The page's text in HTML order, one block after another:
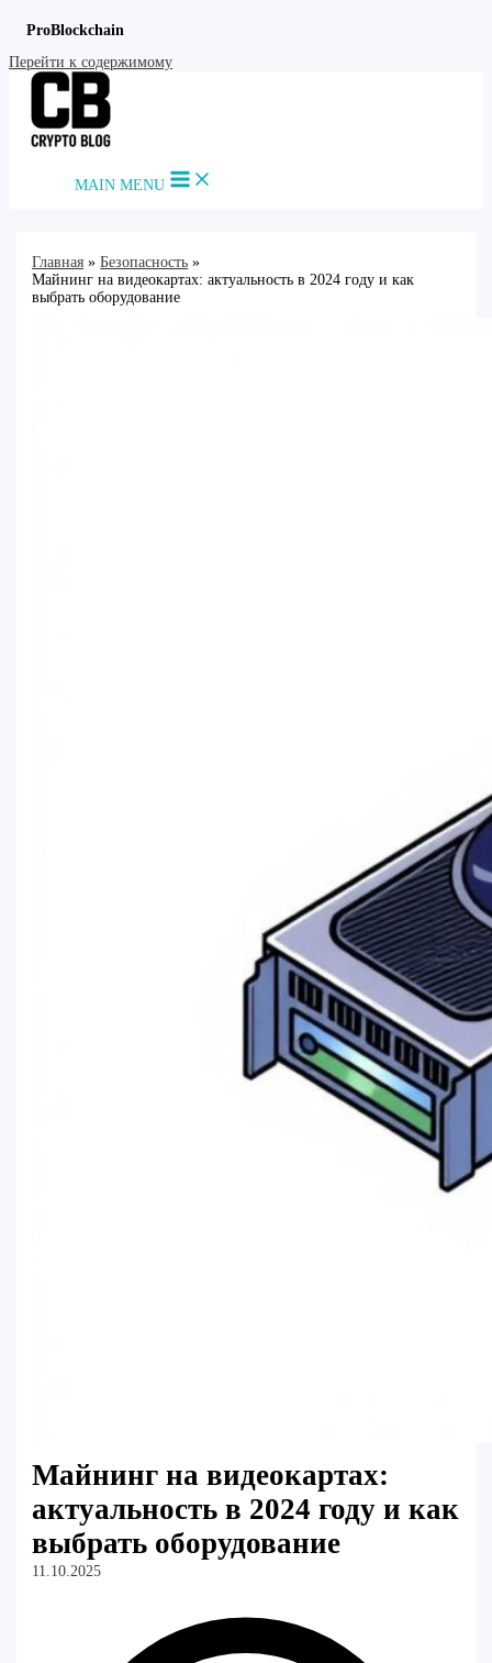
ProBlockchain
Перейти к содержимому
MAIN MENU
Главная
Безопасность
Майнинг на видеокартах: актуальность в 2024 году и как
выбрать оборудование
Майнинг на видеокартах:
актуальность в 2024 году и как
выбрать оборудование
11.10.2025